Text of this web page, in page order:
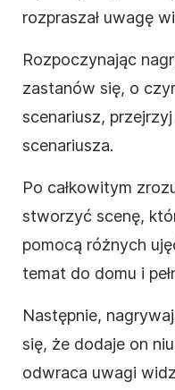
rozpraszał uwagę
Rozpoczynając
zastanów się, o
scenariusz,
scenariusza.
Po całkowitym
stworzyć scenę,
pomocą różnych
temat do domu i
Następnie,
się, że dodaje on
odwraca uwagi